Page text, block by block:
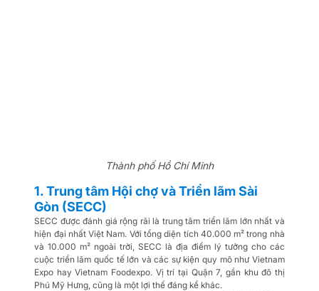
Thành phố Hồ Chí Minh
1. Trung tâm Hội chợ và Triển lãm Sài
Gòn (SECC)
SECC được đánh giá rộng rãi là trung tâm triển lãm lớn nhất và
hiện đại nhất Việt Nam. Với tổng diện tích 40.000 m² trong nhà
và 10.000 m² ngoài trời, SECC là địa điểm lý tưởng cho các
cuộc triển lãm quốc tế lớn và các sự kiện quy mô như Vietnam
Expo hay Vietnam Foodexpo. Vị trí tại Quận 7, gần khu đô thị
Phú Mỹ Hưng, cũng là một lợi thế đáng kể khác.